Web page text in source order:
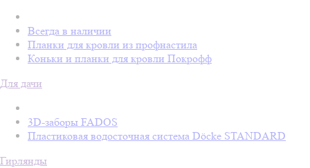
Всегда в наличии
Планки для кровли из профнастила
Коньки и планки для кровли Покрофф
Для дачи
3D-заборы FADOS
Пластиковая водосточная система Döcke STANDARD
Гирлянды